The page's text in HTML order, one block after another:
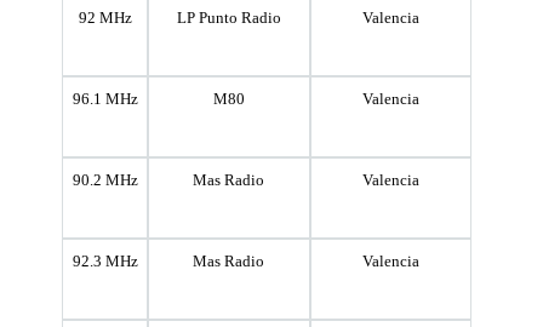
92 MHz LP Punto Radio Valencia
96.1 MHz M80 Valencia
90.2 MHz Mas Radio Valencia
92.3 MHz Mas Radio Valencia